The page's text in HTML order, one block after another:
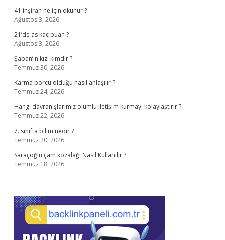
41 inşirah ne için okunur ?
Ağustos 3, 2026
21’de as kaç puan ?
Ağustos 3, 2026
Şaban’ın kızı kimdir ?
Temmuz 30, 2026
Karma borcu olduğu nasıl anlaşılır ?
Temmuz 24, 2026
Hangi davranışlarımız olumlu iletişim kurmayı kolaylaştırır ?
Temmuz 22, 2026
7. sınıfta bilim nedir ?
Temmuz 20, 2026
Saraçoğlu çam kozalağı Nasıl Kullanılır ?
Temmuz 18, 2026